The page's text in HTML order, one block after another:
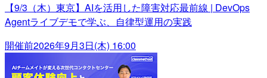
【9/3（木）東京】AIを活用した障害対応最前線 | DevOps
Agentライブデモで学ぶ、自律型運用の実践
開催前2026年9月3日(木) 16:00